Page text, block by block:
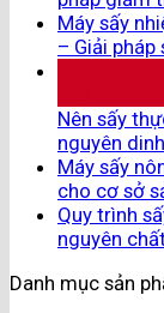
Máy sấy
– Giải pháp
Nên sấy
nguyên
Máy sấy
cho cơ sở
Quy trình
nguyên
Danh mục sản